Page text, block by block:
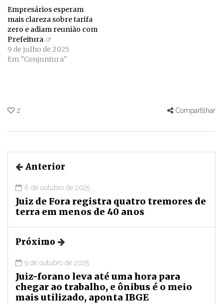
Empresários esperam
mais clareza sobre tarifa
zero e adiam reunião com
Prefeitura
9 de julho de 2025
Em "Conjuntura"
2 Compartilhar
Anterior
6 de outubro de 2025
Juiz de Fora registra quatro tremores de
terra em menos de 40 anos
Próximo
9 de outubro de 2025
Juiz-forano leva até uma hora para
chegar ao trabalho, e ônibus é o meio
mais utilizado, aponta IBGE